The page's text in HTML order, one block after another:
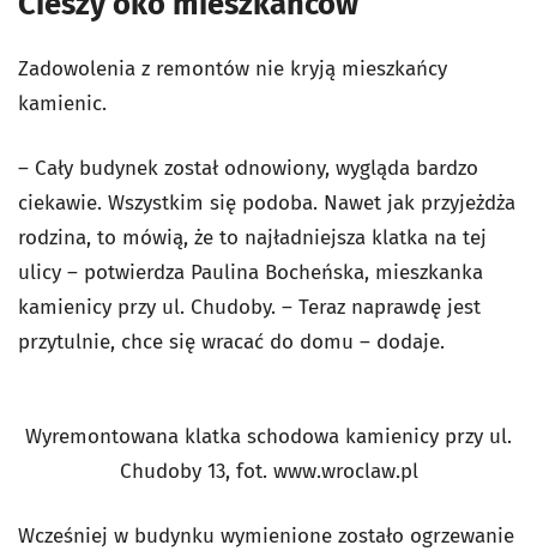
Zadowolenia z remontów nie kryją mieszkańcy
kamienic.
– Cały budynek został odnowiony, wygląda bardzo
ciekawie. Wszystkim się podoba. Nawet jak przyjeżdża
rodzina, to mówią, że to najładniejsza klatka na tej
ulicy – potwierdza Paulina Bocheńska, mieszkanka
kamienicy przy ul. Chudoby. – Teraz naprawdę jest
przytulnie, chce się wracać do domu – dodaje.
Wyremontowana klatka schodowa kamienicy przy ul.
Chudoby 13, fot. www.wroclaw.pl
Wcześniej w budynku wymienione zostało ogrzewanie